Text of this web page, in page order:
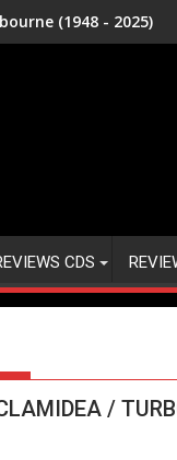
(1948 - 2025)
CDS
/